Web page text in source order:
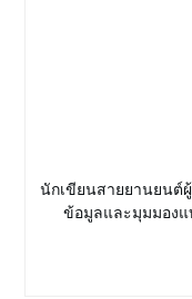
นักเขียนสายยานยนต์
ข้อมูลและมุมมอง